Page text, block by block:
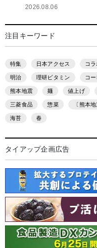
2026.08.06
注目キーワード
特集 日本アクセス コ
明治 理研ビタミン コ
熊本地震 麺 値上げ
三菱食品 惣菜 〔熊本
海苔 春
タイアップ企画広告